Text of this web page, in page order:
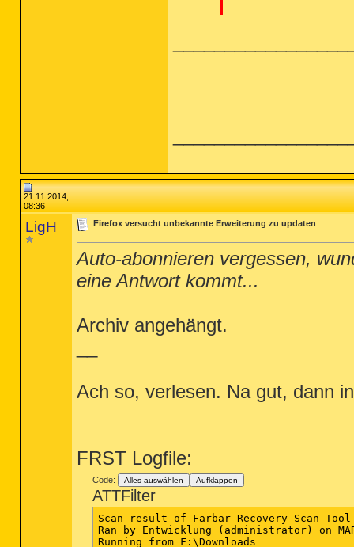
21.11.2014,
08:36
LigH Firefox versucht unbekannte Erweiterung zu updaten
Auto-abonnieren vergessen,
eine Antwort kommt...
Archiv angehängt.
Ach so, verlesen. Na gut, dann
FRST Logfile:
Code: Alles auswählen Aufklappen
ATTFilter
Scan result of Farbar Recovery Scan Tool (FRST.txt) (x64) Version: 17-11-2014
Ran by Entwicklung (administrator) on MARIO2 on 18-11-2014 14:38:44
Running from F:\Downloads
Loaded Profiles: Entwicklung (Available profiles: Verwaltung & Entwicklung & PSTester & Test & Administrator)
Platform: Windows 7 Ultimate Service Pack 1 (X64) OS Language: Deutsch (Deutschland)
Internet Explorer Version 9
Boot Mode: Normal
Tutorial for Farbar Recovery Scan Tool: hxxp://www.geekstogo.com/forum/topic/335081-frst-tutorial-how-to-use-farbar-recovery-scan-tool/

==================== Processes (Whitelisted) =================

(If an entry is included in the fixlist, the process will be closed. The file will not be moved.)

(NVIDIA Corporation) C:\Windows\System32\nvvsvc.exe
(NVIDIA Corporation) C:\Program Files (x86)\NVIDIA Corporation\3D Vision\nvSCPAPISvr.exe
(Microsoft Corporation) C:\Program Files\Microsoft Security Client\MsMpEng.exe
(NVIDIA Corporation) C:\Program Files\NVIDIA Corporation\Display\nvxdsync.exe
(NVIDIA Corporation) C:\Windows\System32\nvvsvc.exe
(Apache Software Foundation) E:\Programme\xampp\apache\bin\httpd.exe
(Schneider Electric) E:\Programme\APC\PowerChute Personal Edition\mainserv.exe
(Microsoft Corporation) C:\Program Files (x86)\Common Files\microsoft shared\VS7DEBUG\MDM.EXE
(Apache Software Foundation) E:\Programme\xampp\apache\bin\httpd.exe
() E:\Programme\xampp\mysql\bin\mysqld.exe
(O&O Software GmbH) C:\Program Files\OO Software\Defrag\oodag.exe
(pdfforge GmbH) C:\Program Files (x86)\PDF Architect\HelperService.exe
(pdfforge GmbH) C:\Program Files (x86)\PDF Architect\ConversionService.exe
() C:\Windows\SysWOW64\PSIService.exe
(Protexis Inc.) C:\Program Files (x86)\Common Files\Protexis\License Service\PsiService_2.exe
(arvato digital services llc) C:\Program Files\Common Files\Protexis\License Service\PsiService_2.exe
(Safer-Networking Ltd.) E:\Programme\Spybot - Search & Destroy 2\SDFSSvc.exe
(Schneider Electric) E:\Programme\APC\PowerChute Personal Edition\dataserv.exe
(Safer-Networking Ltd.) E:\Programme\Spybot - Search & Destroy 2\SDUpdSvc.exe
(Safer-Networking Ltd.) E:\Programme\Spybot - Search & Destroy 2\SDWSCSvc.exe
(Microsoft Corporation) C:\Program Files\Microsoft Mouse and Keyboard Center\ipoint.exe
(Microsoft Corporation) C:\Program Files\Microsoft Mouse and Keyboard Center\itype.exe
(O&O Software GmbH) C:\Program Files\OO Software\Defrag\oodtray.exe
(Space Sciences Laboratory) C:\Program Files\BOINC\boinctray.exe
(Realtek Semiconductor) C:\Program Files\Realtek\Audio\HDA\RtkNGUI64.exe
(Microsoft Corporation) C:\Program Files\Microsoft Security Client\msseces.exe
(NVIDIA Corporation) C:\Program Files (x86)\NVIDIA Corporation\Update Core\NvBackend.exe
() E:\Programme\TortoiseHg\TortoiseHgOverlayServer.exe
(Disc Soft Ltd) E:\Programme\DAEMON Tools Lite\DTLite.exe
(Safer-Networking Ltd.) E:\Programme\Spybot - Search & Destroy 2\SDTray.exe
(Adobe Systems Inc.) E:\Programme\Adobe\Acrobat 10.0\Acrobat\acrotray.exe
(Sysinternals - www.sysinternals.com) E:\Programme\SysInternals\ProcExp.exe
(Oracle Corporation) C:\Program Files (x86)\Common Files\Java\Java Update\jusched.exe
(Sysinternals - www.sysinternals.com) J:\TEMP\procexp64.exe
(Schneider Electric) E:\Programme\APC\PowerChute Personal Edition\apcsystray.exe
(hxxp://tortoisesvn.net) E:\Programme\TortoiseSVN\bin\TSVNCache.exe
(NVIDIA Corporation) C:\Program Files\NVIDIA Corporation\Display\nvtray.exe
(Nero AG) C:\Program Files (x86)\Nero\Update\NASvc.exe
(Microsoft Corporation) E:\Programme\Internet Explorer\ielowutil.exe
(Eugene Roshal & FAR Group) C:\Program Files\Far Manager\Far.exe
(Safer-Networking Ltd.) E:\Programme\Spybot - Search & Destroy 2\SDUpdate.exe
(Microsoft Corporation) C:\Windows\Microsoft.NET\Framework64\v3.0\WPF\PresentationFontCache.exe
(Opera Software) E:\Programme\Opera\opera.exe
(Microsoft Corporation) E:\Programme\Microsoft Office\OFFICE11\OUTLOOK.EXE
(Microsoft Corporation) C:\Windows\splwow64.exe
(Jasc Software, Inc.) E:\Programme\Jasc Software Inc\Paint Shop Pro 9\Paint Shop Pro 9.exe
(hxxp://tortoisesvn.net) E:\Programme\TortoiseSVN\bin\TSVNCache.exe
(Microsoft Corporation) C:\Program Files\Microsoft Security Client\NisSrv.exe


==================== Registry (Whitelisted) ==================

(If an entry is included in the fixlist, the registry item will be restored to default or removed. The file will not be moved.)

HKLM\...\Run: [OODefragTray] => C:\Program Files\OO Software\Defrag\oodtray.exe [4465448 2014-05-12] (O&O Software GmbH)
HKLM\...\Run: [boincmgr] => C:\Program Files\BOINC\boincmgr.exe [5885072 2014-02-27] (Space Sciences Laboratory)
HKLM\...\Run: [boinctray] => C:\Program Files\BOINC\boinctray.exe [73360 2014-02-27] (Space Sciences Laboratory)
HKLM\...\Run: [RTHDVCPL] => C:\Program Files\Realtek\Audio\HDA\RtkNGUI64.exe [6548112 2012-06-12] (Realtek Semiconductor)
HKLM\...\Run: [MSC] => C:\Program Files\Microsoft Security Client\msseces.exe [1331288 2014-08-22] (Microsoft Corporation)
HKLM\...\Run: [NvBackend] => C:\Program Files (x86)\NVIDIA Corporation\Update Core\NvBackend.exe